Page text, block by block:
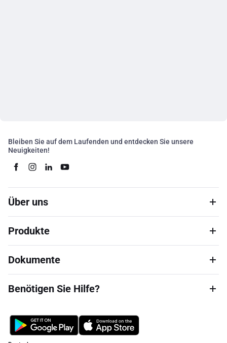
Bleiben Sie auf dem Laufenden und entdecken Sie unsere
Neuigkeiten!
Über uns
Produkte
Dokumente
Benötigen Sie Hilfe?